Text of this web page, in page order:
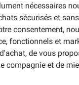
nécessaires
sécurisés et sans
consentement,
fonctionnels et
de vous
compagnie et de
14100 U.I.,
B7 0,09 mg, vit.
pour chat.